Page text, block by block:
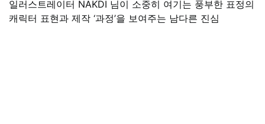
일러스트레이터 NAKDI 님이 소중히 여기는 풍부한 표정의
캐릭터 표현과 제작 ‘과정’을 보여주는 남다른 진심